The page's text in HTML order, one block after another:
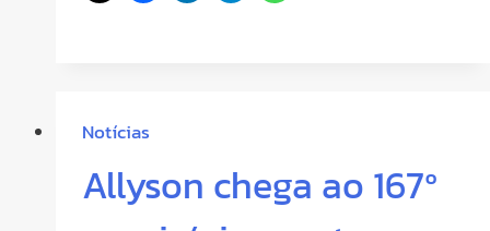
Notícias
Allyson chega ao 167º